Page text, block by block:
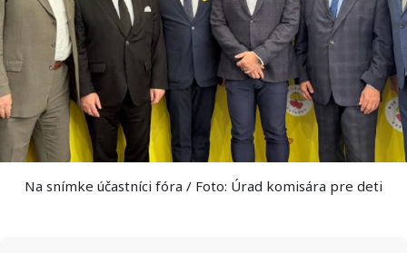
Na snímke účastníci fóra / Foto: Úrad komisára pre deti